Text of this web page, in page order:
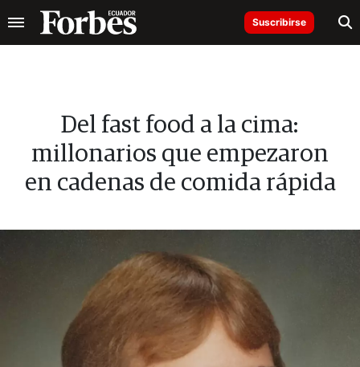
Suscribirse
Del fast food a la cima:
millonarios que empezaron
en cadenas de comida rápida